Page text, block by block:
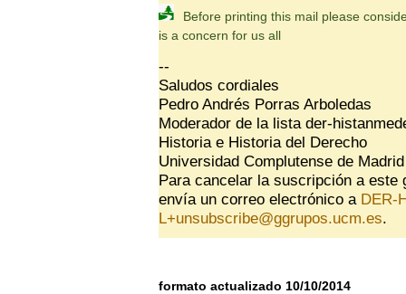
Before printing this mail please
is a concern for us all
--
Saludos cordiales
Pedro Andrés Porras Arboledas
Moderador de la lista der-
Historia e Historia del Derecho
Universidad Complutense de Madrid
Para cancelar la suscripción a
envía un correo electrónico a DER-
L+unsubscribe@ggrupos.ucm.es.
formato actualizado 10/10/2014